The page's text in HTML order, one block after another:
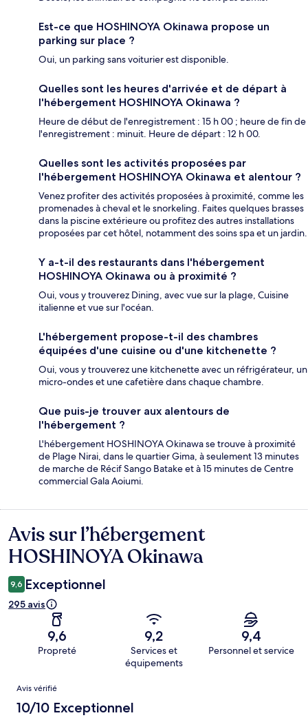
Est-ce que HOSHINOYA Okinawa propose un
parking sur place ?
Oui, un parking sans voiturier est disponible.
Quelles sont les heures d'arrivée et de départ à
l'hébergement HOSHINOYA Okinawa ?
Heure de début de l'enregistrement : 15 h 00 ; heure de fin de
l'enregistrement : minuit. Heure de départ : 12 h 00.
Quelles sont les activités proposées par
l'hébergement HOSHINOYA Okinawa et alentour ?
Venez profiter des activités proposées à proximité, comme les
promenades à cheval et le snorkeling. Faites quelques brasses
dans la piscine extérieure ou profitez des autres installations
proposées par cet hôtel, notamment des soins spa et un jardin.
Y a-t-il des restaurants dans l'hébergement
HOSHINOYA Okinawa ou à proximité ?
Oui, vous y trouverez Dining, avec vue sur la plage, Cuisine
italienne et vue sur l'océan.
L'hébergement propose-t-il des chambres
équipées d'une cuisine ou d'une kitchenette ?
Oui, vous y trouverez une kitchenette avec un réfrigérateur, un
micro-ondes et une cafetière dans chaque chambre.
Que puis-je trouver aux alentours de
l'hébergement ?
L'hébergement HOSHINOYA Okinawa se trouve à proximité
de Plage Nirai, dans le quartier Gima, à seulement 13 minutes
de marche de Récif Sango Batake et à 15 minutes de Centre
commercial Gala Aoiumi.
Avis
Avis sur l’hébergement
HOSHINOYA Okinawa
9,6 Exceptionnel
295 avis
9,6
Propreté
9,2
Services et
équipements
9,4
Personnel et service
Avis
Avis vérifié
10/10 Exceptionnel